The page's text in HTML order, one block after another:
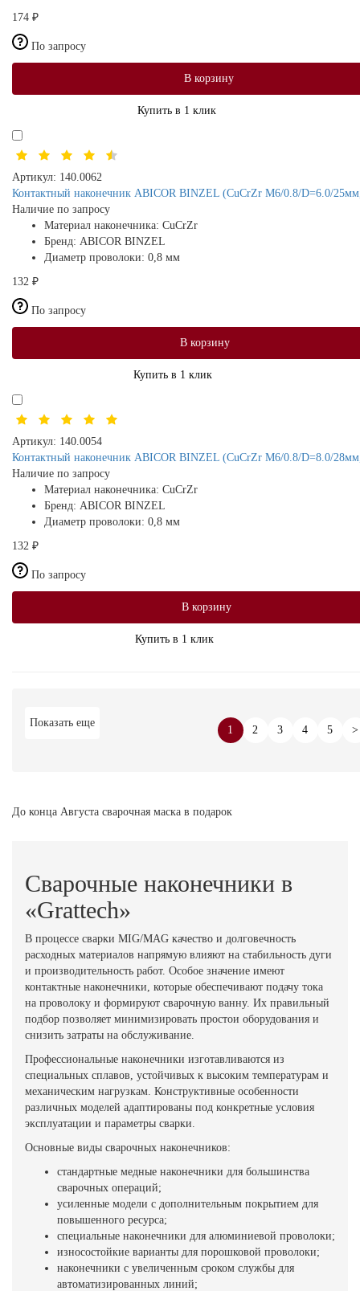
174 ₽
По запросу
В корзину
Купить в 1 клик
Артикул: 140.0062
Контактный наконечник ABICOR BINZEL (CuCrZr М6/0.8/D=6.0/
Наличие по запросу
Материал наконечника: CuCrZr
Бренд: ABICOR BINZEL
Диаметр проволоки: 0,8 мм
132 ₽
По запросу
В корзину
Купить в 1 клик
Артикул: 140.0054
Контактный наконечник ABICOR BINZEL (CuCrZr М6/0.8/D=8.0/
Наличие по запросу
Материал наконечника: CuCrZr
Бренд: ABICOR BINZEL
Диаметр проволоки: 0,8 мм
132 ₽
По запросу
В корзину
Купить в 1 клик
Показать еще
1 2 3 4 5 >
До конца Августа сварочная маска в подарок
Сварочные наконечники в
«Grattech»
В процессе сварки MIG/MAG качество и долговечность
расходных материалов напрямую влияют на стабильность дуги
и производительность работ. Особое значение имеют
контактные наконечники, которые обеспечивают подачу тока
на проволоку и формируют сварочную ванну. Их правильный
подбор позволяет минимизировать простои оборудования и
снизить затраты на обслуживание.
Профессиональные наконечники изготавливаются из
специальных сплавов, устойчивых к высоким температурам и
механическим нагрузкам. Конструктивные особенности
различных моделей адаптированы под конкретные условия
эксплуатации и параметры сварки.
Основные виды сварочных наконечников:
стандартные медные наконечники для большинства
сварочных операций;
усиленные модели с дополнительным покрытием для
повышенного ресурса;
специальные наконечники для алюминиевой проволоки;
износостойкие варианты для порошковой проволоки;
наконечники с увеличенным сроком службы для
автоматизированных линий;